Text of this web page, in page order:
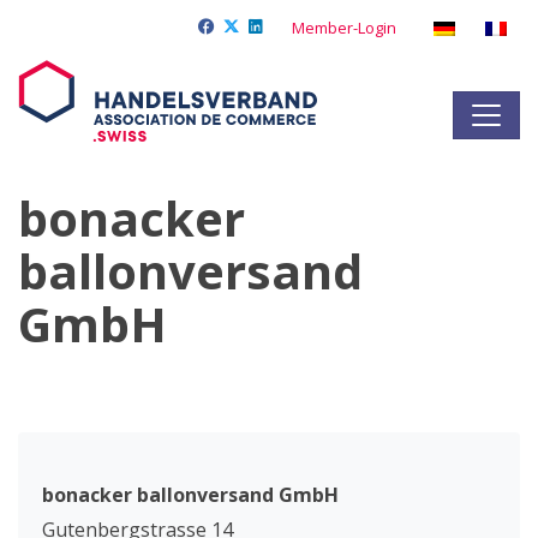
Member-Login
bonacker
ballonversand
GmbH
bonacker ballonversand GmbH
Gutenbergstrasse 14